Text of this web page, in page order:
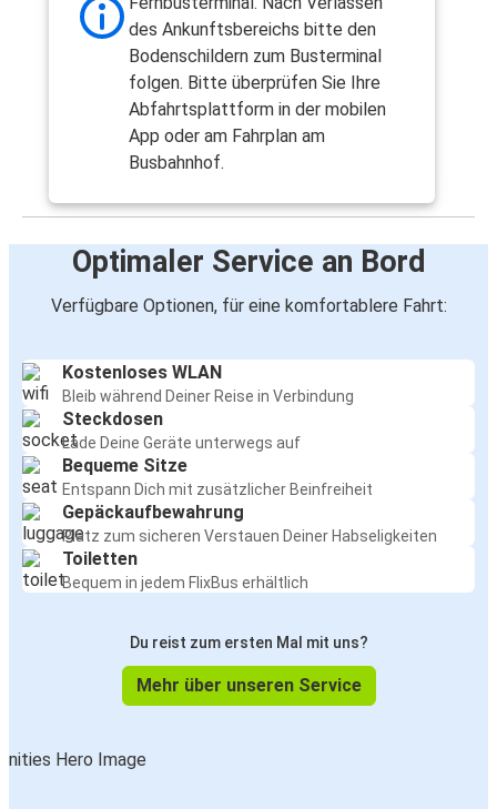
des Ankunftsbereichs bitte den
Bodenschildern zum Busterminal
folgen. Bitte überprüfen Sie Ihre
Abfahrtsplattform in der mobilen
App oder am Fahrplan am
Busbahnhof.
Optimaler Service an Bord
Verfügbare Optionen, für eine komfortablere Fahrt:
Kostenloses WLAN
Bleib während Deiner Reise in Verbindung
Steckdosen
Lade Deine Geräte unterwegs auf
Bequeme Sitze
Entspann Dich mit zusätzlicher Beinfreiheit
Gepäckaufbewahrung
Platz zum sicheren Verstauen Deiner Habseligkeiten
Toiletten
Bequem in jedem FlixBus erhältlich
Du reist zum ersten Mal mit uns?
Mehr über unseren Service